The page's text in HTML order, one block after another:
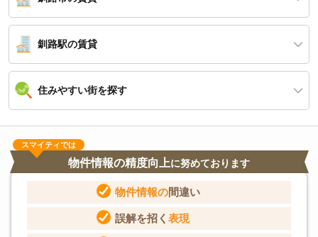
釧路駅の賃貸
住みやすい街を探す
スマイティでは
物件情報の精度向上に努めております
物件情報の間違い
誤解を招く 表現